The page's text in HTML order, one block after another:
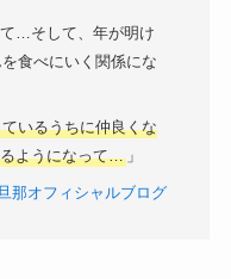
…そして、年が明け
食べにいく関係にな
いるうちに仲良くな
ようになって…」
那オフィシャルブログ